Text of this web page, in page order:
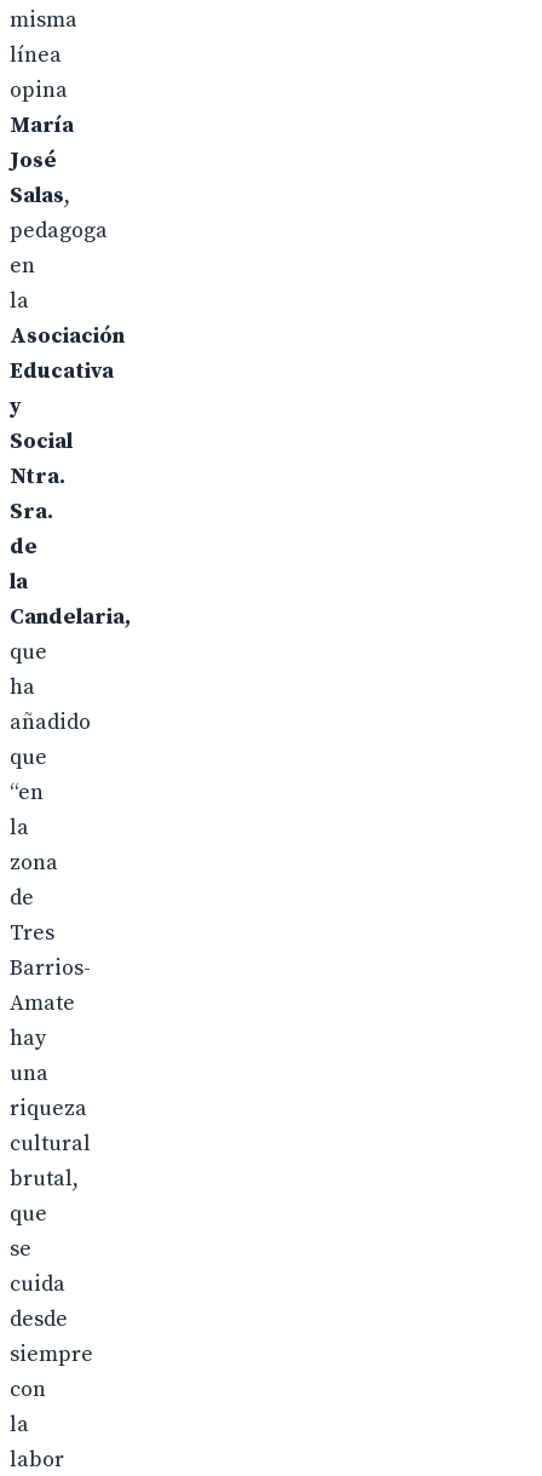
misma
línea
opina
María
José
Salas,
pedagoga
en
la
Asociación
Educativa
y
Social
Ntra.
Sra.
de
la
Candelaria,
que
ha
añadido
que
“en
la
zona
de
Tres
Barrios-
Amate
hay
una
riqueza
cultural
brutal,
que
se
cuida
desde
siempre
con
la
labor